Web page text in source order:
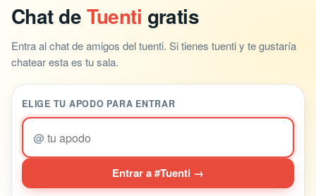
Chat deTuenti gratis
Entra al chat de amigos del tuenti. Si tienes tuenti y te gustaría
chatear esta es tu sala.
ELIGE TU APODO PARA ENTRAR
@
Entrar a #Tuenti →